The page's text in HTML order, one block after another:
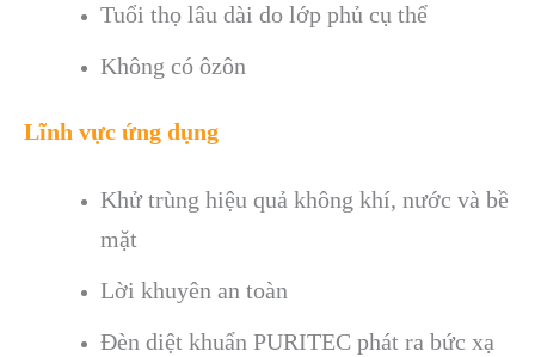
Tuổi thọ lâu dài do lớp phủ cụ thể
Không có ôzôn
Lĩnh vực ứng dụng
Khử trùng hiệu quả không khí, nước và bề
mặt
Lời khuyên an toàn
Đèn diệt khuẩn PURITEC phát ra bức xạ